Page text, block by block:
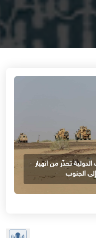
تحذّر من انهيار
الجنوب